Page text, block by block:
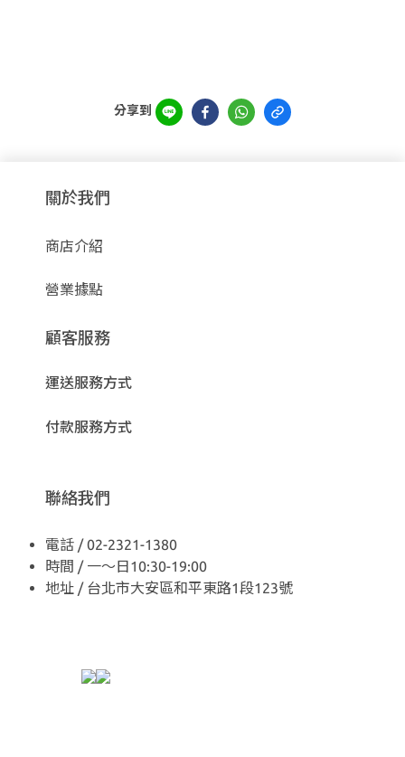
分享到
關於我們
商店介紹
營業據點
顧客服務
運送服務方式
付款服務方式
聯絡我們
電話 / 02-2321-1380
時間 / 一～日10:30-19:00
地址 / 台北市大安區和平東路1段123號